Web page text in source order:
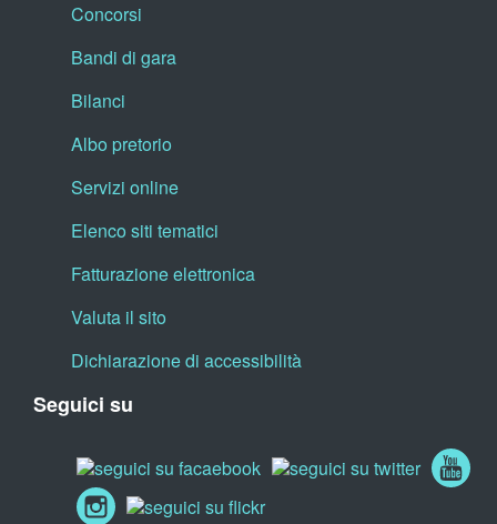
Concorsi
Bandi di gara
Bilanci
Albo pretorio
Servizi online
Elenco siti tematici
Fatturazione elettronica
Valuta il sito
Dichiarazione di accessibilità
Seguici su